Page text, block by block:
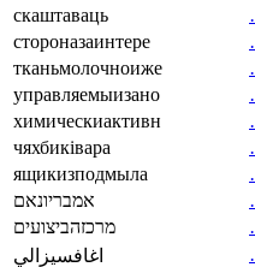
скаштаваць
стороназаинтере
тканьмолочноиже
управляемыизано
химическиактивн
чяхбиківара
ящикизподмыла
אמבריונאם
מרכזהביצועים
اغافسيزالي